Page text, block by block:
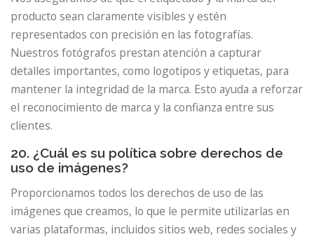
producto sean claramente visibles y estén
representados con precisión en las fotografías.
Nuestros fotógrafos prestan atención a capturar
detalles importantes, como logotipos y etiquetas, para
mantener la integridad de la marca. Esto ayuda a reforzar
el reconocimiento de marca y la confianza entre sus
clientes.
20. ¿Cuál es su política sobre derechos de
uso de imágenes?
Proporcionamos todos los derechos de uso de las
imágenes que creamos, lo que le permite utilizarlas en
varias plataformas, incluidos sitios web, redes sociales y